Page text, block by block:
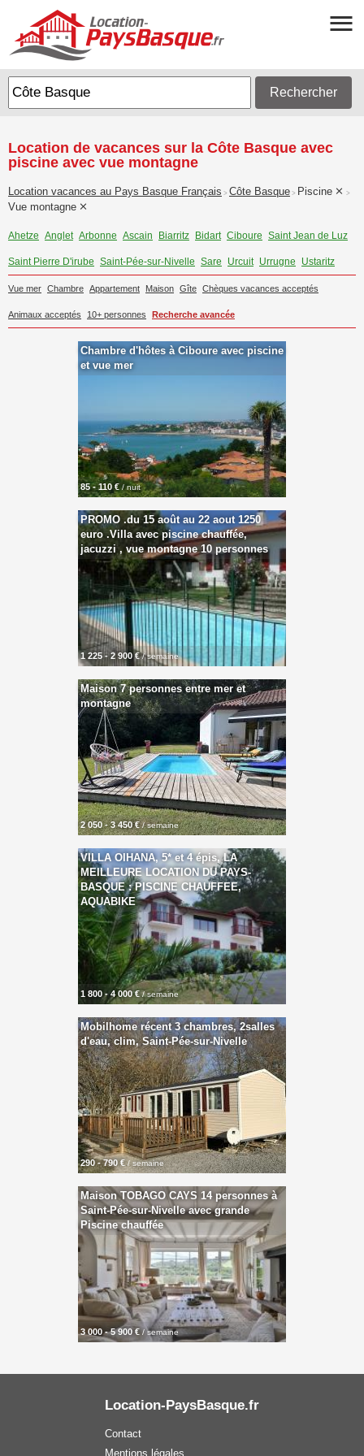
Rechercher
Location de vacances sur la Côte Basque avec
piscine avec vue montagne
Location vacances au Pays Basque Français > Côte Basque > Piscine >
Vue montagne
Ahetze Anglet Arbonne Ascain Biarritz Bidart Ciboure Saint Jean de Luz
Saint Pierre D'irube Saint-Pée-sur-Nivelle Sare Urcuit Urrugne Ustaritz
Vue mer Chambre Appartement Maison Gîte Chèques vacances acceptés
Animaux acceptés 10+ personnes Recherche avancée
Chambre d'hôtes à Ciboure avec piscine
et vue mer
85 - 110 € / nuit
PROMO .du 15 août au 22 aout 1250
euro .Villa avec piscine chauffée,
jacuzzi , vue montagne 10 personnes
1 225 - 2 900 €/ semaine
Maison 7 personnes entre mer et
montagne
2 050 - 3 450 €/ semaine
VILLA OIHANA, 5* et 4 épis, LA
MEILLEURE LOCATION DU PAYS-
BASQUE : PISCINE CHAUFFEE,
AQUABIKE
1 800 - 4 000 €/ semaine
Mobilhome récent 3 chambres, 2salles
d'eau, clim, Saint-Pée-sur-Nivelle
290 - 790 € / semaine
Maison TOBAGO CAYS 14 personnes à
Saint-Pée-sur-Nivelle avec grande
Piscine chauffée
3 000 - 5 900 €/ semaine
Location-PaysBasque.fr
Contact
Mentions légales